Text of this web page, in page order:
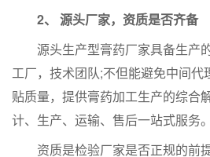
2、 源头厂家，资质是否齐备
源头生产型膏药厂家具备生产
工厂，技术团队;不但能避免中间代
贴质量，提供膏药加工生产的综合
计、生产、运输、售后一站式服务。
资质是检验厂家是否正规的前